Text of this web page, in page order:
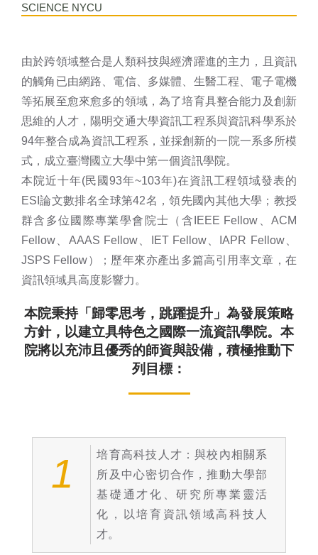
SCIENCE NYCU
由於跨領域整合是人類科技與經濟躍進的主力，且資訊
的觸角已由網路、電信、多媒體、生醫工程、電子電機
等拓展至愈來愈多的領域，為了培育具整合能力及創新
思維的人才，陽明交通大學資訊工程系與資訊科學系於
94年整合成為資訊工程系，並採創新的一院一系多所模
式，成立臺灣國立大學中第一個資訊學院。
本院近十年(民國93年~103年)在資訊工程領域發表的
ESI論文數排名全球第42名，領先國內其他大學；教授
群含多位國際專業學會院士（含IEEE Fellow、ACM
Fellow、AAAS Fellow、IET Fellow、IAPR Fellow、
JSPS Fellow）；歷年來亦產出多篇高引用率文章，在
資訊領域具高度影響力。
本院秉持「歸零思考，跳躍提升」為發展策略
方針，以建立具特色之國際一流資訊學院。本
院將以充沛且優秀的師資與設備，積極推動下
列目標：
1
培育高科技人才：與校內相關系
所及中心密切合作，推動大學部
基礎通才化、研究所專業靈活
化，以培育資訊領域高科技人
才。